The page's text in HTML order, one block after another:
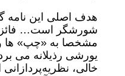
هدف اصلی این نامه
شورشگر است…
مشخصا به «چپ» ها و
یورشی رذیلانه می
خالی،